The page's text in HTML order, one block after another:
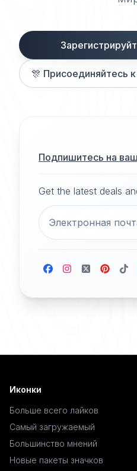
🎊 Присоединяйтесь
Подпишитесь на
Get the latest deals
Иконки
Больше всего лайков
Самый загружаемый
Большинство мнений
Новые пакеты значков